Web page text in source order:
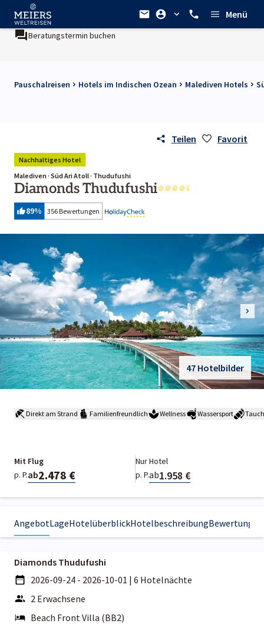
Menü
Beratungstermin buchen
Pauschalreisen Hotels im Indischen Ozean Malediven Hotels
Teilen Favorit
Nachhaltiges Hotel
Malediven · Süd Ari Atoll · Thudufushi
Diamonds Thudufushi
89% 356 Bewertungen
47 Hotelbilder
Direkt am Strand Familienfreundlich Wellness Wassersport
Mit Flug
p. P.ab2.478 €
Nur Hotel
p. P.ab1.958 €
AngebotLageHotelüberblickHotelbeschreibungBewertungen
Diamonds Thudufushi
2026-09-24 - 2026-10-01 | 6 Hotelnächte
2 Erwachsene
Beach Front Villa (BB2)